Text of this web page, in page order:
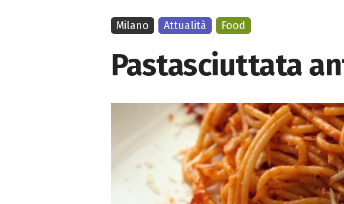
Pastasciuttata
Milano Attualità Food